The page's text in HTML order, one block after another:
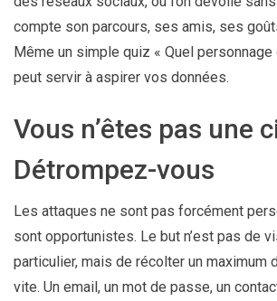
compte son parcours, ses amis, ses
Même un simple quiz « Quel
peut servir à aspirer vos données.
Vous n’êtes pas une
Détrompez-vous
Les attaques ne sont pas forcément
sont opportunistes. Le but n’est pas de
particulier, mais de récolter un maximum
vite. Un email, un mot de passe, un